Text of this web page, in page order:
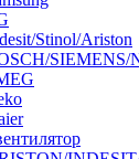
Stinol/Ariston
SIEMENS/